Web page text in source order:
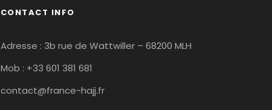
CONTACT INFO
Adresse : 3b rue de Wattwiller – 68200 MLH
Mob : +33 601 381 681
contact@france-hajj.fr